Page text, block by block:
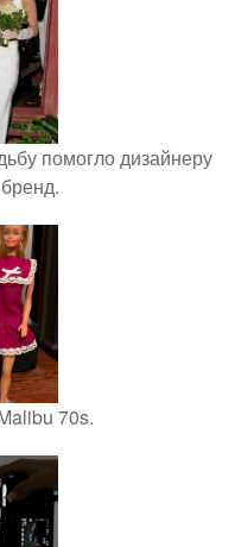
помогло дизайнеру
70s.